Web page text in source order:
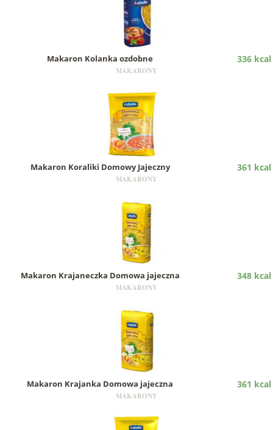
Makaron Kolanka ozdobne 336 kcal
MAKARONY
Makaron Koraliki Domowy Jajeczny 361 kcal
MAKARONY
Makaron Krajaneczka Domowa jajeczna 348 kcal
MAKARONY
Makaron Krajanka Domowa jajeczna 361 kcal
MAKARONY